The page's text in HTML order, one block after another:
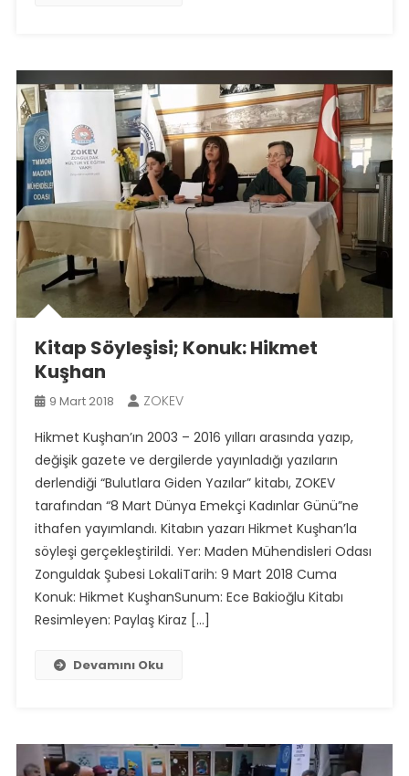
Kitap Söyleşisi; Konuk: Hikmet
Kuşhan
9 Mart 2018
ZOKEV
Hikmet Kuşhan’ın 2003 – 2016 yılları arasında yazıp,
değişik gazete ve dergilerde yayınladığı yazıların
derlendiği “Bulutlara Giden Yazılar” kitabı, ZOKEV
tarafından “8 Mart Dünya Emekçi Kadınlar Günü”ne
ithafen yayımlandı. Kitabın yazarı Hikmet Kuşhan’la
söyleşi gerçekleştirildi. Yer: Maden Mühendisleri Odası
Zonguldak Şubesi LokaliTarih: 9 Mart 2018 Cuma
Konuk: Hikmet KuşhanSunum: Ece Bakioğlu Kitabı
Resimleyen: Paylaş Kiraz […]
Devamını Oku